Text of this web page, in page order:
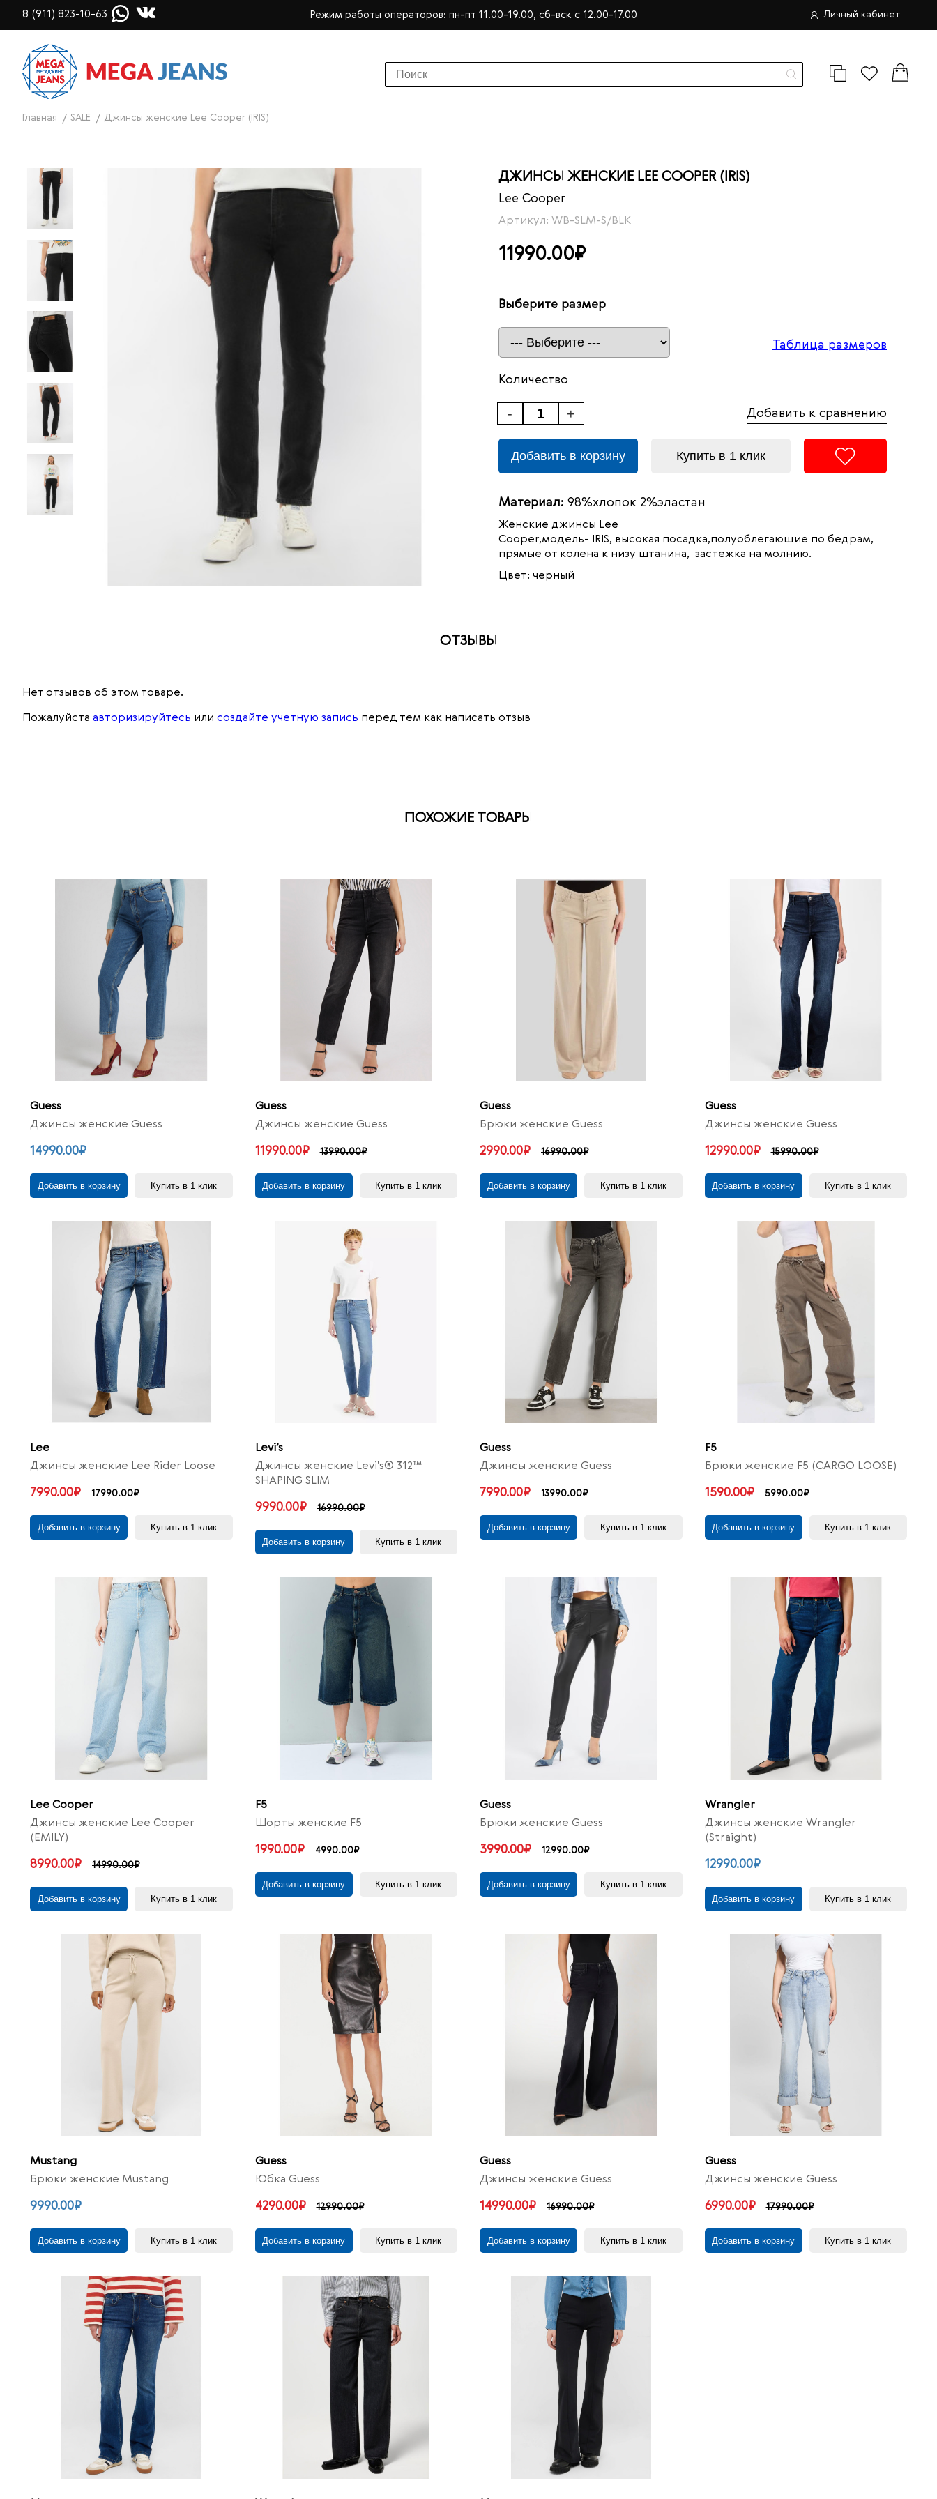
8 (911) 823-10-63 Режим работы операторов: пн-пт 11.00-19.00, сб-вск с 12.00-17.00 Личный кабинет
Главная SALE Джинсы женские Lee Cooper (IRIS)
ДЖИНСЫ ЖЕНСКИЕ LEE COOPER (IRIS)
Lee Cooper
Артикул: WB-SLM-S/BLK
11990.00₽
Выберите размер
Таблица размеров
Количество
+
- Добавить к сравнению
Добавить в корзину Купить в 1 клик
Материал: 98%хлопок 2%эластан
Женские джинсы Lee
Cooper,модель- IRIS, высокая посадка,полуоблегающие по бедрам,
прямые от колена к низу штанина, застежка на молнию.
Цвет: черный
ОТЗЫВЫ
Нет отзывов об этом товаре.
Пожалуйста авторизируйтесь или создайте учетную запись перед тем как написать отзыв
ПОХОЖИЕ ТОВАРЫ
Guess
Джинсы женские Guess
14990.00₽
Добавить в корзину Купить в 1 клик
Guess
Джинсы женские Guess
11990.00₽ 13990.00₽
Добавить в корзину Купить в 1 клик
Guess
Брюки женские Guess
2990.00₽ 16990.00₽
Добавить в корзину Купить в 1 клик
Guess
Джинсы женские Guess
12990.00₽ 15990.00₽
Добавить в корзину Купить в 1 клик
Lee
Джинсы женские Lee Rider Loose
7990.00₽ 17990.00₽
Добавить в корзину Купить в 1 клик
Levi’s
Джинсы женские Levi's® 312™
SHAPING SLIM
9990.00₽ 16990.00₽
Добавить в корзину Купить в 1 клик
Guess
Джинсы женские Guess
7990.00₽ 13990.00₽
Добавить в корзину Купить в 1 клик
F5
Брюки женские F5 (CARGO LOOSE)
1590.00₽ 5990.00₽
Добавить в корзину Купить в 1 клик
Lee Cooper
Джинсы женские Lee Cooper
(EMILY)
8990.00₽ 14990.00₽
Добавить в корзину Купить в 1 клик
F5
Шорты женские F5
1990.00₽ 4990.00₽
Добавить в корзину Купить в 1 клик
Guess
Брюки женские Guess
3990.00₽ 12990.00₽
Добавить в корзину Купить в 1 клик
Wrangler
Джинсы женские Wrangler
(Straight)
12990.00₽
Добавить в корзину Купить в 1 клик
Mustang
Брюки женские Mustang
9990.00₽
Добавить в корзину Купить в 1 клик
Guess
Юбка Guess
4290.00₽ 12990.00₽
Добавить в корзину Купить в 1 клик
Guess
Джинсы женские Guess
14990.00₽ 16990.00₽
Добавить в корзину Купить в 1 клик
Guess
Джинсы женские Guess
6990.00₽ 17990.00₽
Добавить в корзину Купить в 1 клик